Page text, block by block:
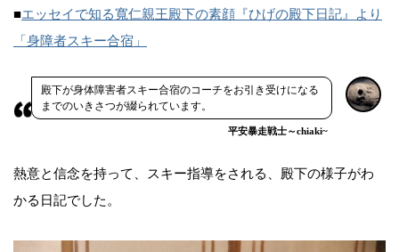
■エッセイで知る寬仁親王殿下の素顔『ひげの殿下日記』より
「身障者スキー合宿」
殿下が身体障害者スキー合宿のコーチをお引き受けになる
までのいきさつが綴られています。
平安暴走戦士～chiaki~
熱意と信念を持って、スキー指導をされる、殿下の様子がわ
かる日記でした。